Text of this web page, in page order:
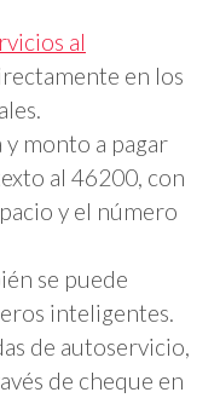
al
en los
monto a pagar
al 46200, con
y el número
se puede
inteligentes.
de autoservicio,
de cheque en